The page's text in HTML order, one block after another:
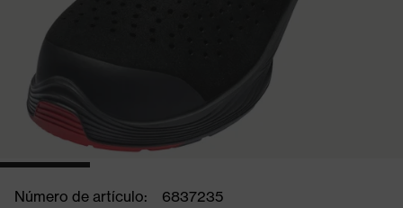
Número de artículo:
6837235